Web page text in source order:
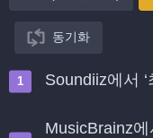
동기화
Soundiiz에서
MusicBrainz